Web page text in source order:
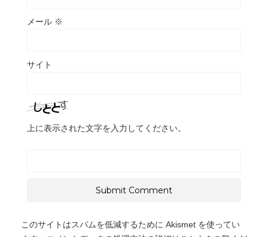
メール ※
サイト
上に表示された文字を入力してください。
このサイトはスパムを低減するために Akismet を使ってい